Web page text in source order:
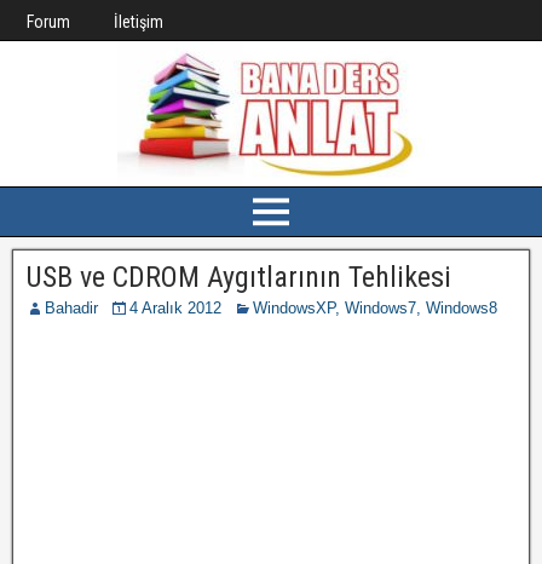
Forum İletişim
USB ve CDROM Aygıtlarının Tehlikesi
Bahadir 4 Aralık 2012 WindowsXP, Windows7, Windows8